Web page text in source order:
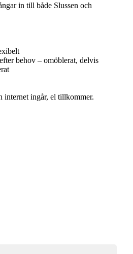
in till både Slussen och
behov – omöblerat, delvis
internet ingår, el tillkommer.